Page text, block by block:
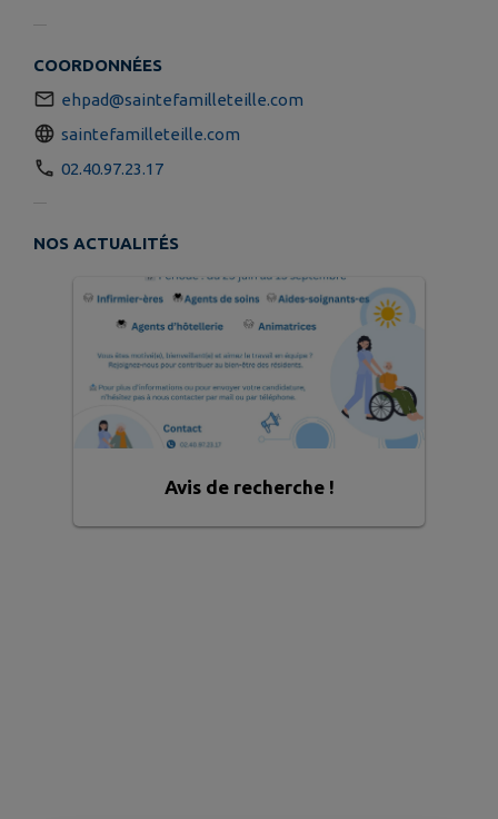
COORDONNÉES
ehpad@saintefamilleteille.com
saintefamilleteille.com
02.40.97.23.17
NOS ACTUALITÉS
Avis de recherche !